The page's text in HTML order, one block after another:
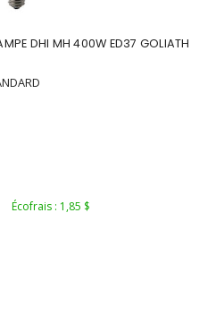
DHI MH 400W ED37 GOLIATH
Écofrais : 1,85 $